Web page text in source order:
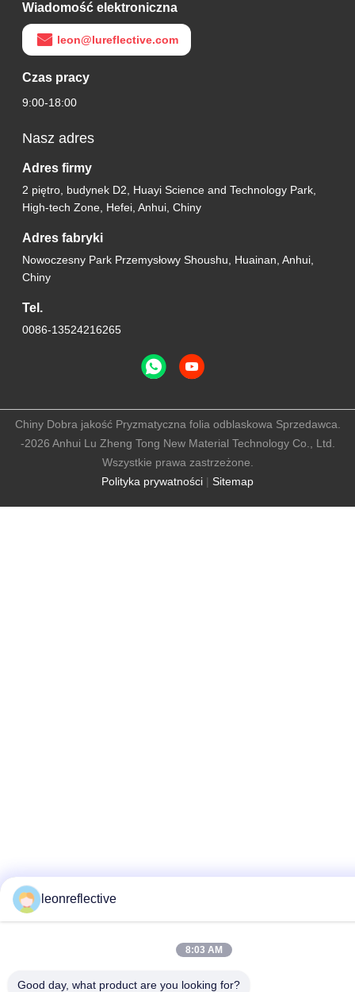
Wiadomość elektroniczna
leon@lureflective.com
Czas pracy
9:00-18:00
Nasz adres
Adres firmy
2 piętro, budynek D2, Huayi Science and Technology Park,
High-tech Zone, Hefei, Anhui, Chiny
Adres fabryki
Nowoczesny Park Przemysłowy Shoushu, Huainan, Anhui,
Chiny
Tel.
0086-13524216265
Polityka prywatności | Sitemap
Chiny Dobra jakość Pryzmatyczna folia odblaskowa Sprzedawca.
-2026 Anhui Lu Zheng Tong New Material Technology Co., Ltd.
Wszystkie prawa zastrzeżone.
leonreflective
8:03 AM
Good day, what product are you looking for?